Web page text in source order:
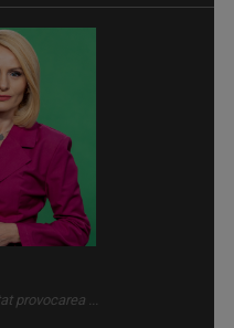
Guvernul pentru
provocarea ...